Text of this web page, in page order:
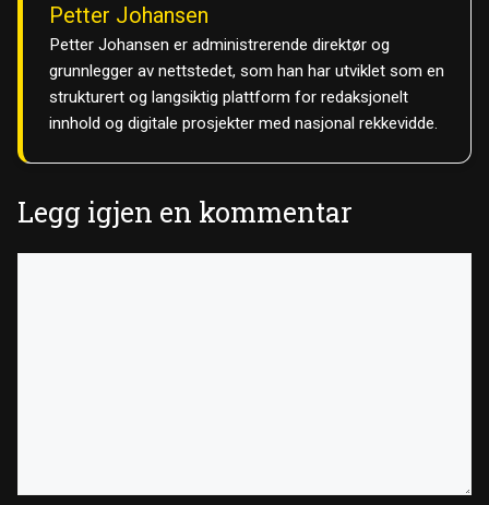
Petter Johansen
Petter Johansen er administrerende direktør og
grunnlegger av nettstedet, som han har utviklet som en
strukturert og langsiktig plattform for redaksjonelt
innhold og digitale prosjekter med nasjonal rekkevidde.
Legg igjen en kommentar